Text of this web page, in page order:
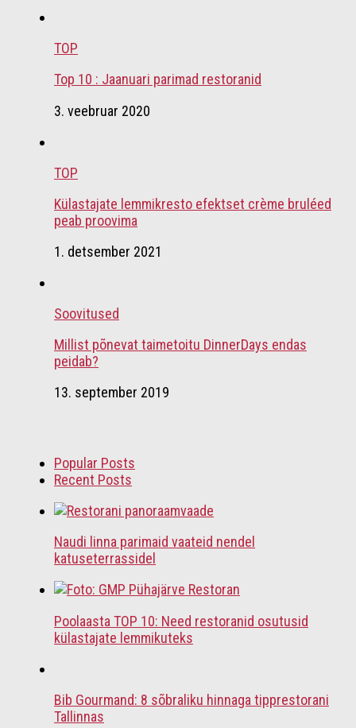
TOP
Top 10 : Jaanuari parimad restoranid
3. veebruar 2020
TOP
Külastajate lemmikresto efektset crème bruléed
peab proovima
1. detsember 2021
Soovitused
Millist põnevat taimetoitu DinnerDays endas
peidab?
13. september 2019
Popular Posts
Recent Posts
Naudi linna parimaid vaateid nendel
katuseterrassidel
Poolaasta TOP 10: Need restoranid osutusid
külastajate lemmikuteks
Bib Gourmand: 8 sõbraliku hinnaga tipprestorani
Tallinnas